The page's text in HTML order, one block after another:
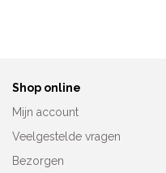
Shop online
Mijn account
Veelgestelde vragen
Bezorgen